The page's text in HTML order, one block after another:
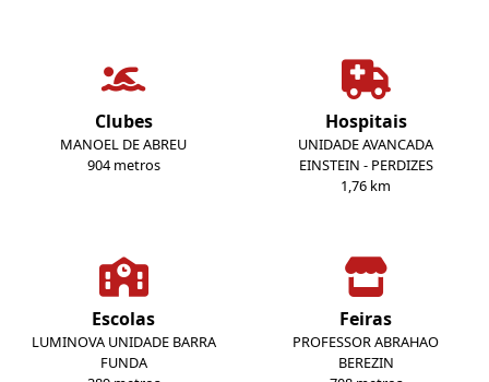
Clubes
MANOEL DE ABREU
904 metros
Hospitais
UNIDADE AVANCADA
EINSTEIN - PERDIZES
1,76 km
Escolas
LUMINOVA UNIDADE BARRA
FUNDA
Feiras
PROFESSOR ABRAHAO
BEREZIN